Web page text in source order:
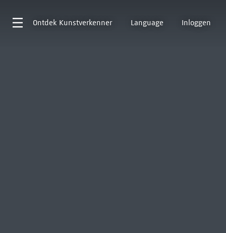
Ontdek Kunstverkenner Language Inloggen